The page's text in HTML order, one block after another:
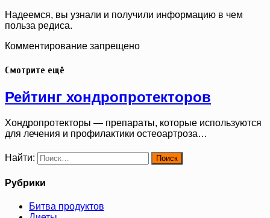
Надеемся, вы узнали и получили информацию в чем
польза редиса.
Комментирование запрещено
Смотрите ещё
Рейтинг хондропротекторов
Хондропротекторы — препараты, которые используются
для лечения и профилактики остеоартроза…
Найти:
Рубрики
Битва продуктов